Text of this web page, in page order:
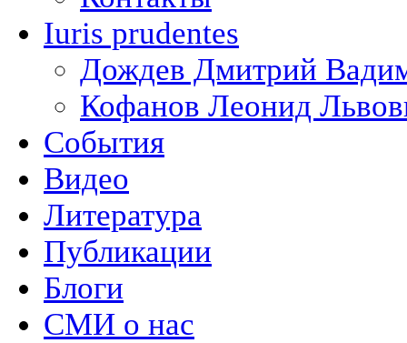
Iuris prudentes
Дождев Дмитрий
Кофанов Леонид
События
Видео
Литература
Публикации
Блоги
СМИ о нас